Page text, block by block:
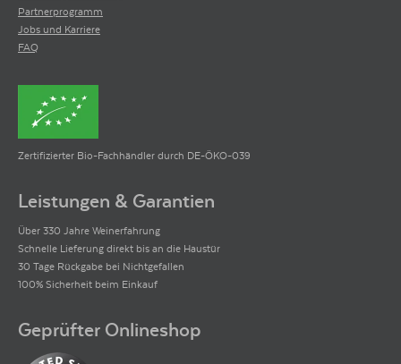
Partnerprogramm
Jobs und Karriere
FAQ
Zertifizierter Bio-Fachhändler durch DE-ÖKO-039
Leistungen & Garantien
Über 330 Jahre Weinerfahrung
Schnelle Lieferung direkt bis an die Haustür
30 Tage Rückgabe bei Nichtgefallen
100% Sicherheit beim Einkauf
Geprüfter Onlineshop